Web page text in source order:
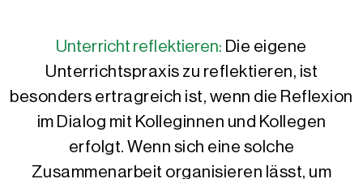
Unterricht reflektieren: Die eigene
Unterrichtspraxis zu reflektieren, ist
besonders ertragreich ist, wenn die Reflexion
im Dialog mit Kolleginnen und Kollegen
erfolgt. Wenn sich eine solche
Zusammenarbeit organisieren lässt, um